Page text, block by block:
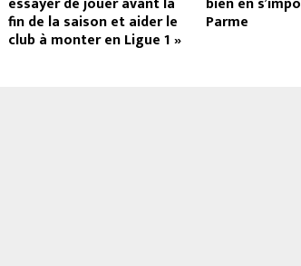
fin de la saison et aider le
club à monter en Ligue 1 »
Parme